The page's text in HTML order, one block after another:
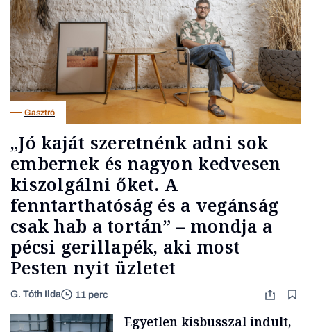
Gasztró
„Jó kaját szeretnénk adni sok
embernek és nagyon kedvesen
kiszolgálni őket. A
fenntarthatóság és a vegánság
csak hab a tortán” – mondja a
pécsi gerillapék, aki most
Pesten nyit üzletet
G. Tóth Ilda 11 perc
Egyetlen kisbusszal indult,